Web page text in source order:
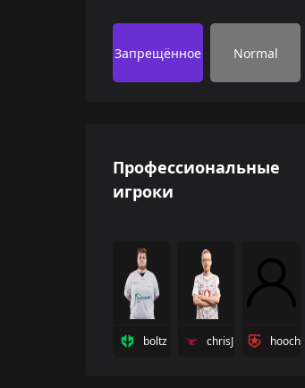
Запрещённое Normal
Профессиональные
игроки
boltz chrisJ hooch